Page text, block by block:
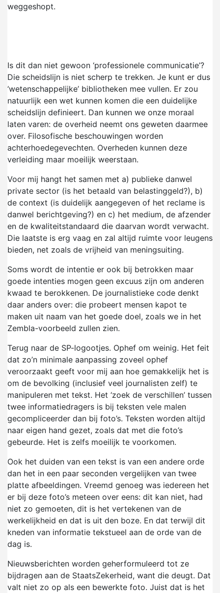
weggeshopt.
Is dit dan niet gewoon ‘professionele communicatie’?
Die scheidslijn is niet scherp te trekken. Je kunt er dus
‘wetenschappelijke’ bibliotheken mee vullen. Er zou
natuurlijk een wet kunnen komen die een duidelijke
scheidslijn definieert. Dan kunnen we onze moraal
laten varen: de overheid neemt ons geweten daarmee
over. Filosofische beschouwingen worden
achterhoedegevechten. Overheden kunnen deze
verleiding maar moeilijk weerstaan.
Voor mij hangt het samen met a) publieke danwel
private sector (is het betaald van belastinggeld?), b)
de context (is duidelijk aangegeven of het reclame is
danwel berichtgeving?) en c) het medium, de afzender
en de kwaliteitstandaard die daarvan wordt verwacht.
Die laatste is erg vaag en zal altijd ruimte voor leugens
bieden, net zoals de vrijheid van meningsuiting.
Soms wordt de intentie er ook bij betrokken maar
goede intenties mogen geen excuus zijn om anderen
kwaad te berokkenen. De journalistieke code denkt
daar anders over: die probeert mensen kapot te
maken uit naam van het goede doel, zoals we in het
Zembla-voorbeeld zullen zien.
Terug naar de SP-logootjes. Ophef om weinig. Het feit
dat zo’n minimale aanpassing zoveel ophef
veroorzaakt geeft voor mij aan hoe gemakkelijk het is
om de bevolking (inclusief veel journalisten zelf) te
manipuleren met tekst. Het ‘zoek de verschillen’ tussen
twee informatiedragers is bij teksten vele malen
gecompliceerder dan bij foto’s. Teksten worden altijd
naar eigen hand gezet, zoals dat met die foto’s
gebeurde. Het is zelfs moeilijk te voorkomen.
Ook het duiden van een tekst is van een andere orde
dan het in een paar seconden vergelijken van twee
platte afbeeldingen. Vreemd genoeg was iedereen het
er bij deze foto’s meteen over eens: dit kan niet, had
niet zo gemoeten, dit is het vertekenen van de
werkelijkheid en dat is uit den boze. En dat terwijl dit
kneden van informatie tekstueel aan de orde van de
dag is.
Nieuwsberichten worden geherformuleerd tot ze
bijdragen aan de StaatsZekerheid, want die deugt. Dat
valt niet zo op als een bewerkte foto. Juist dat is het